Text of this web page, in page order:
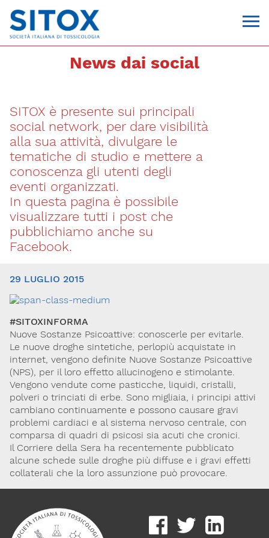
Via Giovanni Pascoli, 3
20129, Milano
C.F. 96330980580
P.I. 06792491000
T. 02-29520311
segreteria@sitox.org
News dai social
SITOX è presente sui principali
social network, per dare visibilità
alla sua attività, divulgare le
tematiche di studio e mettere a
conoscenza gli utenti degli
eventi organizzati.
In questa pagina è possibile
visualizzare tutti i post che
pubblichiamo anche su
Facebook.
29 LUGLIO 2015
#SITOXINFORMA
Nuove Sostanze Psicoattive: conoscerle per evitarle.
Le nuove droghe sintetiche, perlopiù acquistate in
internet, vengono definite Nuove Sostanze Psicoattive
(NPS), per il loro effetto allucinogeno e stimolante.
Vengono vendute come pasticche, liquidi, cristalli,
polveri o trinciati di erbe. Sono migliaia, i principi attivi
cambiano continuamente e possono causare gravi
problemi cardiaci e al sistema nervoso centrale, con
comparsa di quadri di psicosi sia acuti che cronici.
Il Corriere della Sera ha recentemente pubblicato
alcune schede sulle droghe più diffuse e i gravi effetti
collaterali che la loro assunzione può provocare.
Via Giovanni Pascoli, 3
20129, Milano
C.F. 96330980580
P.I. 06792491000
Codice SDI: M5UXCR1
T. 02-29520311
M.Segreteria@sitox.org
Link utili
La Società
Documenti Eventi